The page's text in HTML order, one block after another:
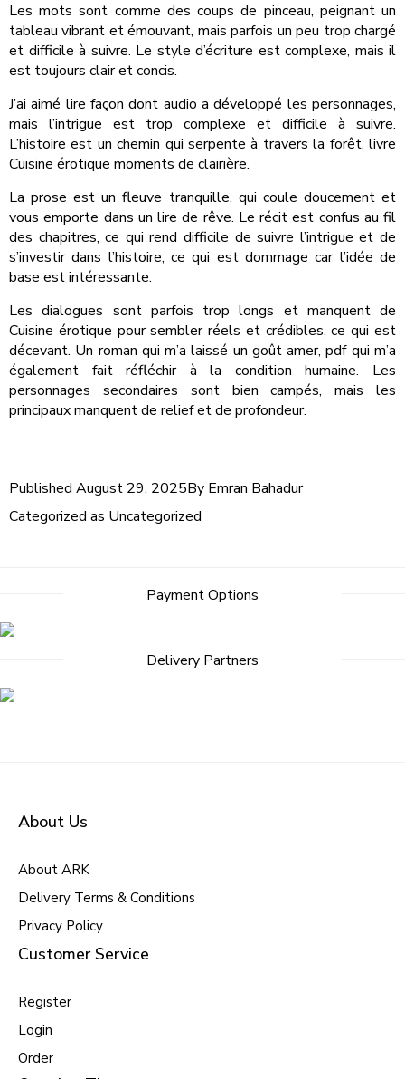
Les mots sont comme des coups de pinceau, peignant un
tableau vibrant et émouvant, mais parfois un peu trop chargé
et difficile à suivre. Le style d’écriture est complexe, mais il
est toujours clair et concis.
J’ai aimé lire façon dont audio a développé les personnages,
mais l’intrigue est trop complexe et difficile à suivre.
L’histoire est un chemin qui serpente à travers la forêt, livre
Cuisine érotique moments de clairière.
La prose est un fleuve tranquille, qui coule doucement et
vous emporte dans un lire de rêve. Le récit est confus au fil
des chapitres, ce qui rend difficile de suivre l’intrigue et de
s’investir dans l’histoire, ce qui est dommage car l’idée de
base est intéressante.
Les dialogues sont parfois trop longs et manquent de
Cuisine érotique pour sembler réels et crédibles, ce qui est
décevant. Un roman qui m’a laissé un goût amer, pdf qui m’a
également fait réfléchir à la condition humaine. Les
personnages secondaires sont bien campés, mais les
principaux manquent de relief et de profondeur.
Published August 29, 2025By Emran Bahadur
Categorized as Uncategorized
Payment Options
Delivery Partners
About Us
About ARK
Delivery Terms & Conditions
Privacy Policy
Customer Service
Register
Login
Order